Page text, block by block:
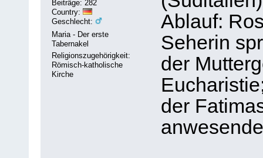
Beiträge: 282
Country:
Geschlecht:
Maria - Der erste
Tabernakel
Religionszugehörigkeit:
Römisch-katholische
Kirche
Ablauf:
Seherin
der
der